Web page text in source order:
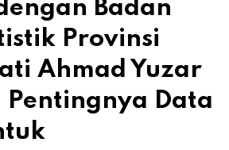
Badan
Provinsi
Ahmad Yuzar
Pentingnya Data